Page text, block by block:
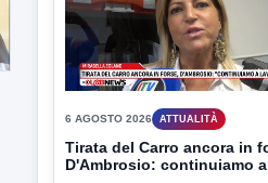
6 AGOSTO 2026 ATTUALITÀ
Tirata del Carro ancora in
D'Ambrosio: continuiamo
L'assessore comunale alla
Mirabella Eclano, Raffaella Rita
D'Ambrosio,...